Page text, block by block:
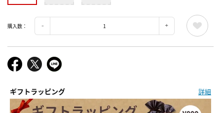
購入数：
ギフトラッピング 詳細